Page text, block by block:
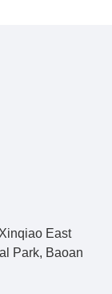
East
Park, Baoan